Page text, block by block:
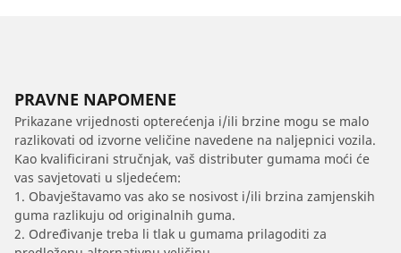
PRAVNE NAPOMENE
Prikazane vrijednosti opterećenja i/ili brzine mogu se malo
razlikovati od izvorne veličine navedene na naljepnici vozila.
Kao kvalificirani stručnjak, vaš distributer gumama moći će
vas savjetovati u sljedećem:
1. Obavještavamo vas ako se nosivost i/ili brzina zamjenskih
guma razlikuju od originalnih guma.
2. Određivanje treba li tlak u gumama prilagoditi za